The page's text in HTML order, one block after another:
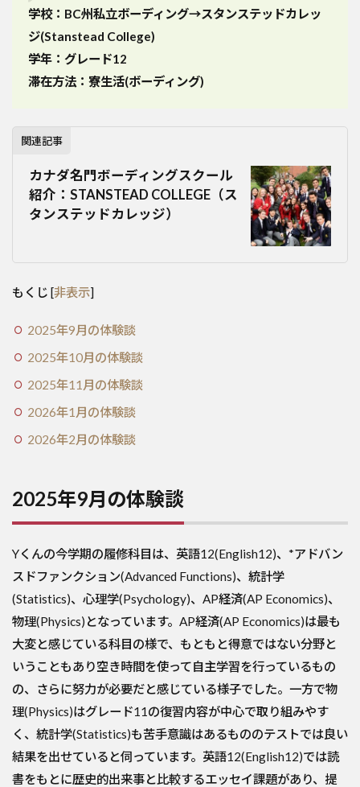
学校：BC州私立ボーディング→スタンステッドカレッ
ジ(Stanstead College)
学年：グレード12
滞在方法：寮生活(ボーディング)
関連記事
カナダ名門ボーディングスクール
紹介：STANSTEAD COLLEGE（ス
タンステッドカレッジ）
もくじ [非表示]
2025年9月の体験談
2025年10月の体験談
2025年11月の体験談
2026年1月の体験談
2026年2月の体験談
2025年9月の体験談
Yくんの今学期の履修科目は、英語12(English12)、*アドバン
スドファンクション(Advanced Functions)、統計学
(Statistics)、心理学(Psychology)、AP経済(AP Economics)、
物理(Physics)となっています。AP経済(AP Economics)は最も
大変と感じている科目の様で、もともと得意ではない分野と
いうこともあり空き時間を使って自主学習を行っているもの
の、さらに努力が必要だと感じている様子でした。一方で物
理(Physics)はグレード11の復習内容が中心で取り組みやす
く、統計学(Statistics)も苦手意識はあるもののテストでは良い
結果を出せていると伺っています。英語12(English12)では読
書をもとに歴史的出来事と比較するエッセイ課題があり、提